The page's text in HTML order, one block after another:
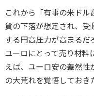
これから「有事の米ド
貨の下落が想定され、受
する円高圧力が高まるだ
ユーロにとって売り材料
えば、ユーロ安の蓋然
の大荒れを覚悟しておき